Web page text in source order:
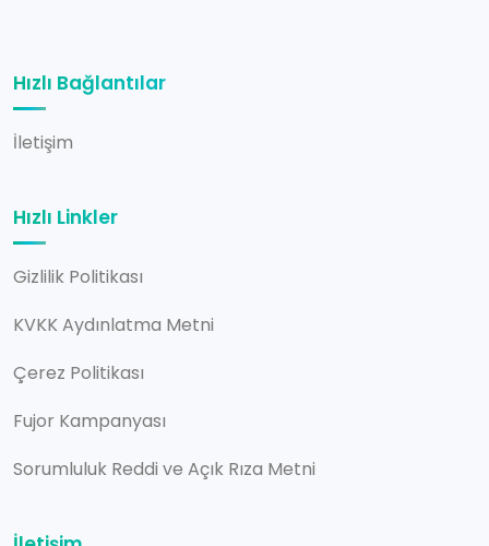
Hızlı Bağlantılar
İletişim
Hızlı Linkler
Gizlilik Politikası
KVKK Aydınlatma Metni
Çerez Politikası
Fujor Kampanyası
Sorumluluk Reddi ve Açık Rıza Metni